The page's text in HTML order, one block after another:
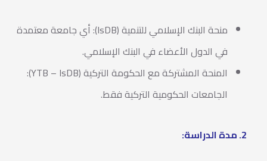
منحة البنك الإسلامي للتنمية (IsDB): أي جامعة معتمدة
في الدول الأعضاء في البنك الإسلامي.
المنحة المشتركة مع الحكومة التركية (YTB – IsDB):
الجامعات الحكومية التركية فقط.
2. مدة الدراسة: